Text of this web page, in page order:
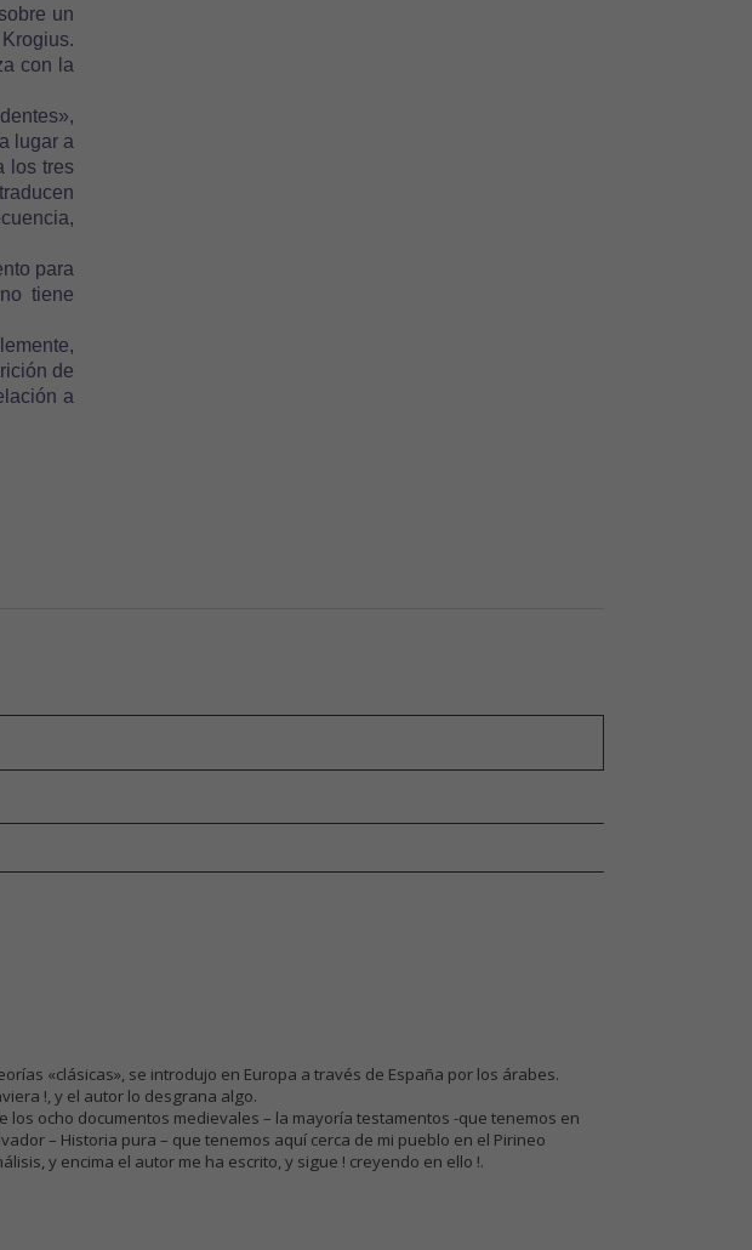
un
con la
lugar a
los tres
para
tiene
de
a
«clásicas», se introdujo en Europa a través de España por los árabes.
!, y el autor lo desgrana algo.
ocho documentos medievales – la mayoría testamentos -que tenemos en
– Historia pura – que tenemos aquí cerca de mi pueblo en el Pirineo
y encima el autor me ha escrito, y sigue ! creyendo en ello !.